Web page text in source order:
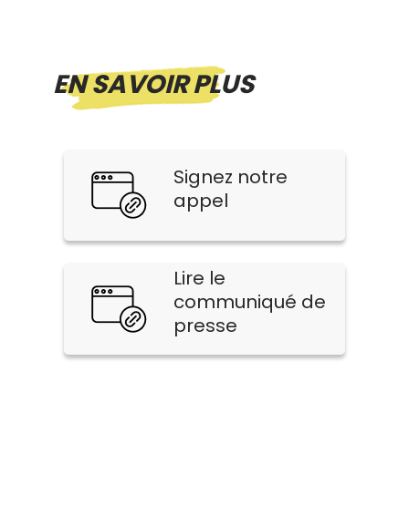
EN SAVOIR PLUS
Signez notre
appel
Lire le
communiqué de
presse